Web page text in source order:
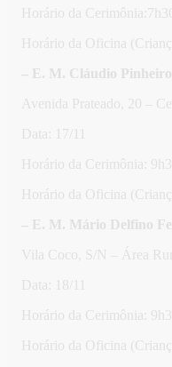
Horário da
Horário da Oficina
– E. M. Cláudio
Avenida Prateado, 20 –
Data: 17/11
Horário da Cerimônia:
Horário da Oficina
– E. M. Mário Delfino
Vila Coco, S/N – Área
Data: 18/11
Horário da Cerimônia:
Horário da Oficina